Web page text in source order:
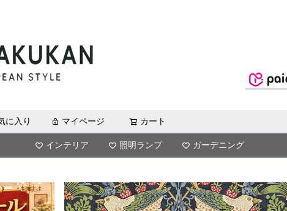
に入り マイページ カート
インテリア 照明ランプ ガーデニング